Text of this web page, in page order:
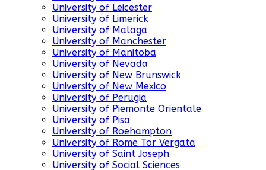
University of Leicester
University of Limerick
University of Malaga
University of Manchester
University of Manitoba
University of Nevada
University of New Brunswick
University of New Mexico
University of Perugia
University of Piemonte Orientale
University of Pisa
University of Roehampton
University of Rome Tor Vergata
University of Saint Joseph
University of Social Sciences